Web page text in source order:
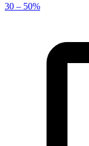
30 – 50%